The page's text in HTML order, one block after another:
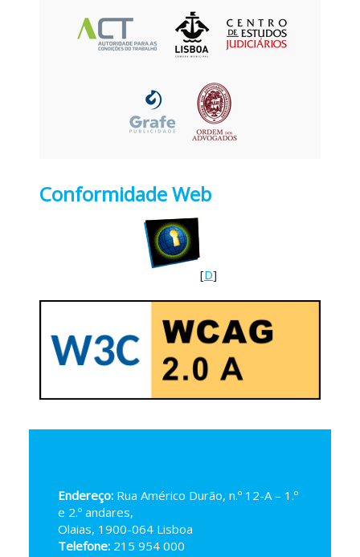
Conformidade Web
[D]
Endereço:Rua Américo Durão, n.º 12-A – 1.º
e 2.º andares,
Olaias, 1900-064 Lisboa
Telefone:215 954 000